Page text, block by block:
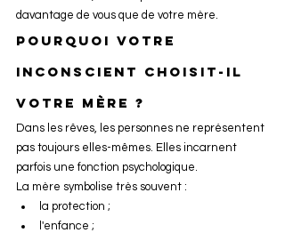
davantage de vous que de votre mère.
Pourquoi votre
inconscient choisit-il
votre mère ?
Dans les rêves, les personnes ne représentent
pas toujours elles-mêmes. Elles incarnent
parfois une fonction psychologique.
La mère symbolise très souvent :
la protection ;
l'enfance ;